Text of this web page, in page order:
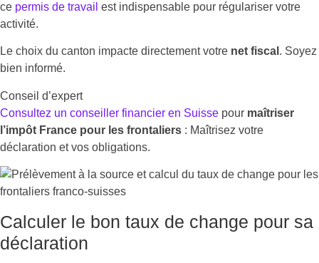
ce permis de travail est indispensable pour régulariser votre
activité.
Le choix du canton impacte directement votre net fiscal . Soyez
bien informé.
Conseil d’expert
Consultez un conseiller financier en Suisse pour maîtriser
l’impôt France pour les frontaliers : Maîtrisez votre
déclaration et vos obligations.
Calculer le bon taux de change pour sa
déclaration